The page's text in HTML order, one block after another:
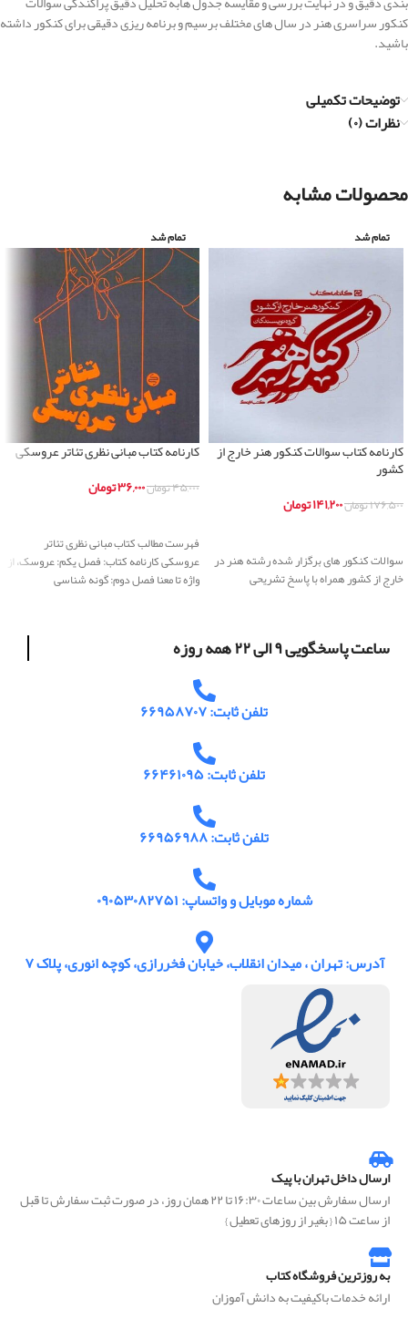
کنکور سراسری هنر در سال های مختلف برسیم و برنامه ریزی دقیقی برای کنکور داشته
باشید.
توضیحات تکمیلی
نظرات (۰)
محصولات مشابه
تمام شد
کارنامه کتاب سوالات کنکور هنر خارج از
کشور
۱۷۶,۵۰۰تومان۱۴۱,۲۰۰تومان
سوالات کنکور های برگزار شده رشته هنر در
خارج از کشور همراه با پاسخ تشریحی
تمام شد
کارنامه کتاب مبانی نظری تئاتر عروسکی
۴۵,۰۰۰تومان۳۶,۰۰۰تومان
فهرست مطالب کتاب مبانی نظری تئاتر
عروسکی کارنامه کتاب: فصل یکم: عروسک، از
واژه تا معنا فصل دوم: گونه شناسی
ساعت پاسخگویی ۹ الی ۲۲ همه روزه
تلفن ثابت: ۶۶۹۵۸۷۰۷
تلفن ثابت: ۶۶۴۶۱۰۹۵
تلفن ثابت: ۶۶۹۵۶۹۸۸
شماره موبایل و واتساپ: ۰۹۰۵۳۰۸۲۷۵۱
آدرس: تهران ، میدان انقلاب، خیابان فخررازی، کوچه انوری، پلاک ۷
ارسال داخل تهران با پیک
ارسال سفارش بین ساعات ۱۶:۳۰ تا ۲۲ همان روز، در صورت ثبت سفارش تا قبل
از ساعت ۱۵ { بغیر از روزهای تعطیل }
به روزترین فروشگاه کتاب
ارائه خدمات باکیفیت به دانش آموزان